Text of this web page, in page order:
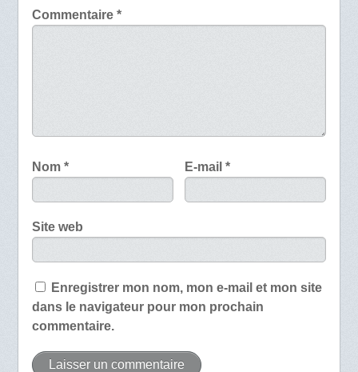
Commentaire *
Nom * E-mail*
Site web
Enregistrer mon nom, mon e-mail et mon site
dans le navigateur pour mon prochain
commentaire.